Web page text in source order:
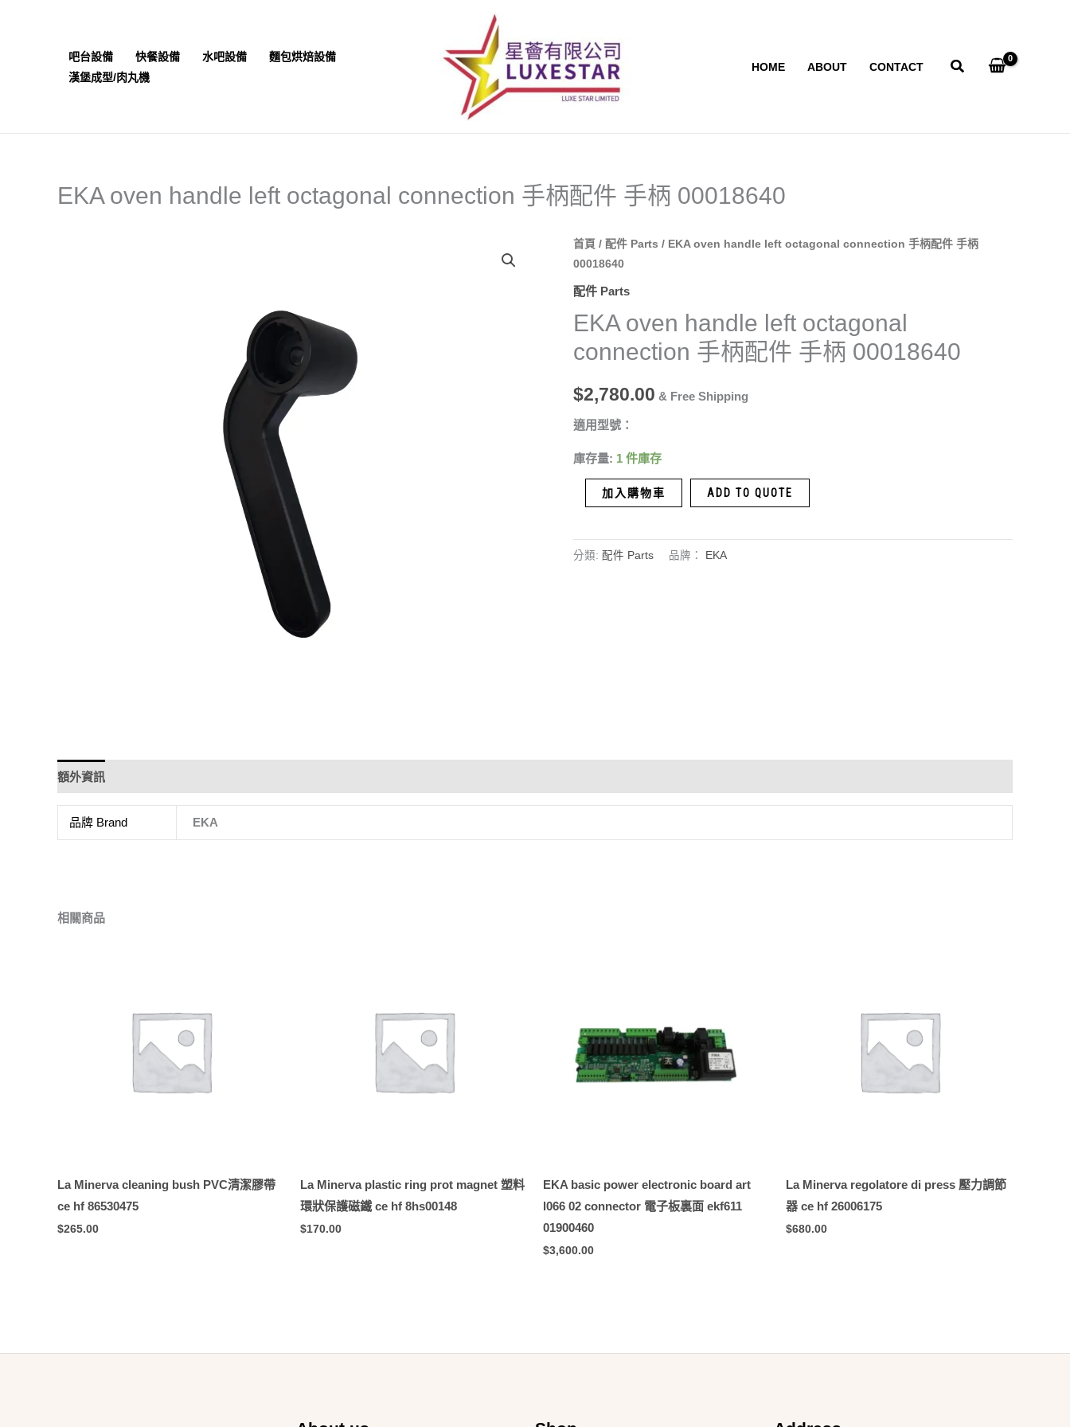
吧台設備 快餐設備 水吧設備
麵包烘焙設備
漢堡成型/肉丸機
HOME ABOUT CONTACT
EKA oven handle left octagonal connection 手柄配件 手柄 00018640
首頁 / 配件 Parts / EKA oven handle left octagonal connection 手柄配件 手柄
00018640
配件 Parts
EKA oven handle left octagonal
connection 手柄配件 手柄 00018640
$2,780.00 & Free Shipping
適用型號：
庫存量: 1 件庫存
EKA
oven
handle
octagonal
connection
柄
配
手
00018640
加入購物車 ADD TO QUOTE
分類: 配件 Parts 品牌： EKA
額外資訊
品牌 Brand EKA
相關商品
La Minerva cleaning bush PVC清潔膠帶
ce hf 86530475
$265.00
La Minerva plastic ring prot magnet 塑料
環狀保護磁鐵 ce hf 8hs00148
$170.00
EKA basic power electronic board art
l066 02 connector 電子板裏面 ekf611
01900460
$3,600.00
La Minerva regolatore di press 壓力調節
器 ce hf 26006175
$680.00